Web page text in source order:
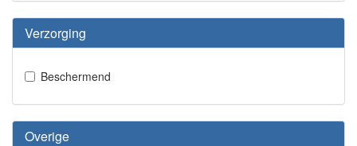
Verzorging
Beschermend
Overige